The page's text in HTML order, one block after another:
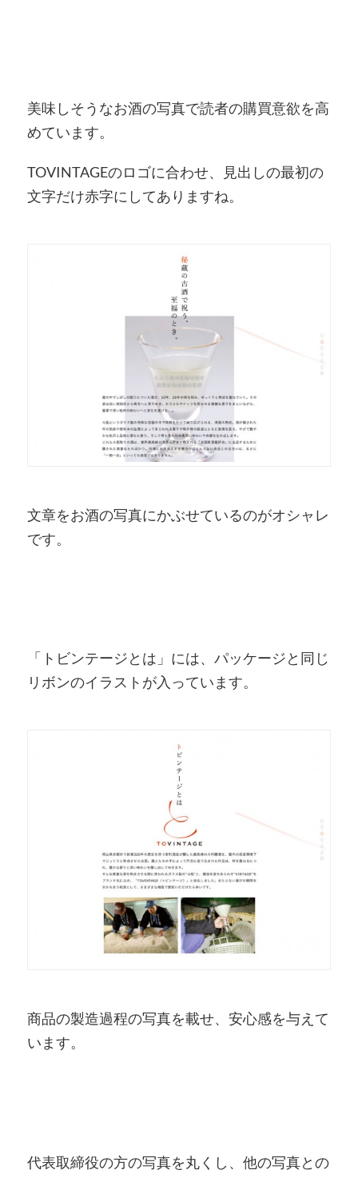
美味しそうなお酒の写真で読者の購買意欲を高
めています。
TOVINTAGEのロゴに合わせ、見出しの最初の
文字だけ赤字にしてありますね。
文章をお酒の写真にかぶせているのがオシャレ
です。
「トビンテージとは」には、パッケージと同じ
リボンのイラストが入っています。
商品の製造過程の写真を載せ、安心感を与えて
います。
代表取締役の方の写真を丸くし、他の写真との